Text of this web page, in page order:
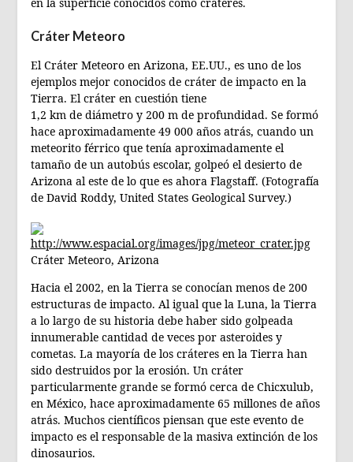
Cráter Meteoro
El Cráter Meteoro en Arizona, EE.UU., es uno de los
ejemplos mejor conocidos de cráter de impacto en la
Tierra. El cráter en cuestión tiene
1,2 km de diámetro y 200 m de profundidad. Se formó
hace aproximadamente 49 000 años atrás, cuando un
meteorito férrico que tenía aproximadamente el
tamaño de un autobús escolar, golpeó el desierto de
Arizona al este de lo que es ahora Flagstaff. (Fotografía
de David Roddy, United States Geological Survey.)
Cráter Meteoro, Arizona
Hacia el 2002, en la Tierra se conocían menos de 200
estructuras de impacto. Al igual que la Luna, la Tierra
a lo largo de su historia debe haber sido golpeada
innumerable cantidad de veces por asteroides y
cometas. La mayoría de los cráteres en la Tierra han
sido destruidos por la erosión. Un cráter
particularmente grande se formó cerca de Chicxulub,
en México, hace aproximadamente 65 millones de años
atrás. Muchos científicos piensan que este evento de
impacto es el responsable de la masiva extinción de los
dinosaurios.